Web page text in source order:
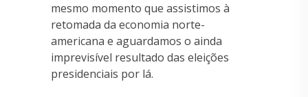
mesmo momento que assistimos à
retomada da economia norte-
americana e aguardamos o ainda
imprevisível resultado das eleições
presidenciais por lá.